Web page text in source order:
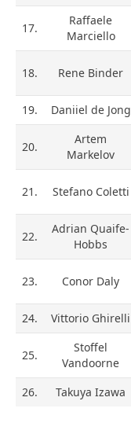
17.
Raffaele
Marciello
18. Rene Binder
19. Daniiel de Jong
20.
Artem
Markelov
21. Stefano Coletti
22.
Adrian Quaife-
Hobbs
23. Conor Daly
24. Vittorio Ghirelli
25.
Stoffel
Vandoorne
26. Takuya Izawa